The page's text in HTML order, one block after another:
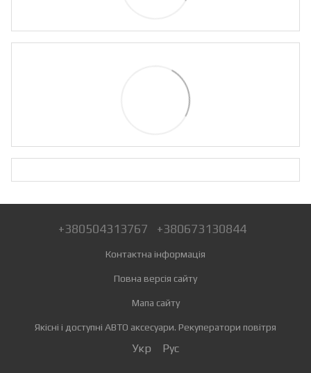
+380504313767 +380673130844
Контактна інформація
Повна версія сайту
Мапа сайту
Якісні і доступні АВТО аксесуари. Рекуператори повітря
Укр Рус